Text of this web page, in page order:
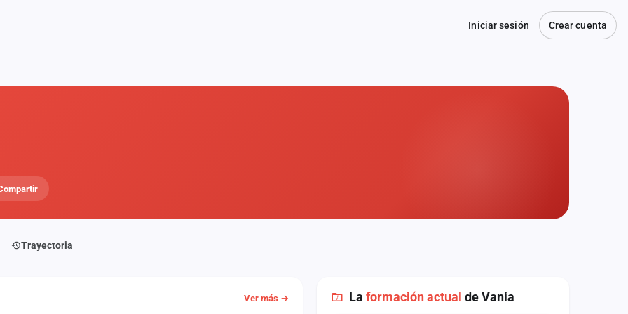
Iniciar sesión Crear cuenta
Trayectoria
Ver más → La formación actual de Vania